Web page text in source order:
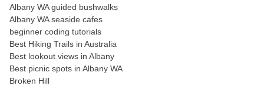
Albany WA guided bushwalks
Albany WA seaside cafes
beginner coding tutorials
Best Hiking Trails in Australia
Best lookout views in Albany
Best picnic spots in Albany WA
Broken Hill